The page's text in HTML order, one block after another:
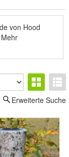
von Hood
Mehr
Erweiterte Suche